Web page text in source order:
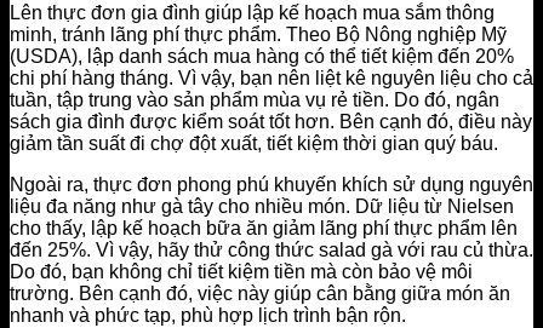
Lên thực đơn gia đình giúp lập kế hoạch mua sắm thông
minh, tránh lãng phí thực phẩm. Theo Bộ Nông nghiệp Mỹ
(USDA), lập danh sách mua hàng có thể tiết kiệm đến 20%
chi phí hàng tháng. Vì vậy, bạn nên liệt kê nguyên liệu cho cả
tuần, tập trung vào sản phẩm mùa vụ rẻ tiền. Do đó, ngân
sách gia đình được kiểm soát tốt hơn. Bên cạnh đó, điều này
giảm tần suất đi chợ đột xuất, tiết kiệm thời gian quý báu.
Ngoài ra, thực đơn phong phú khuyến khích sử dụng nguyên
liệu đa năng như gà tây cho nhiều món. Dữ liệu từ Nielsen
cho thấy, lập kế hoạch bữa ăn giảm lãng phí thực phẩm lên
đến 25%. Vì vậy, hãy thử công thức salad gà với rau củ thừa.
Do đó, bạn không chỉ tiết kiệm tiền mà còn bảo vệ môi
trường. Bên cạnh đó, việc này giúp cân bằng giữa món ăn
nhanh và phức tạp, phù hợp lịch trình bận rộn.